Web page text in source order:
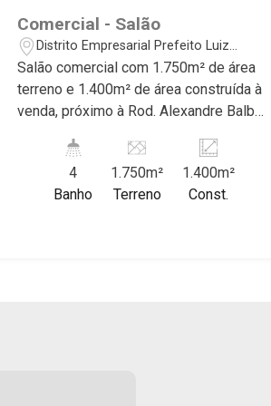
Comercial - Salão
Distrito Empresarial Prefeito Luiz
Roberto Jábali - Ribeirão Preto/SP
Salão comercial com 1.750m² de área
terreno e 1.400m² de área construída à
venda, próximo à Rod. Alexandre Balbo
Preto/SP. Conheça as características
deste imóvel que a Martinelli
Imobiliária selecionou para você: -
4
Banho
1.750m²
Terreno
1.400m²
Const.